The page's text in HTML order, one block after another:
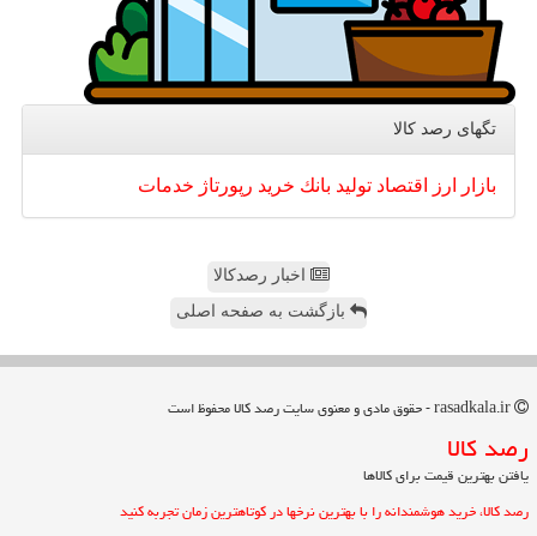
تگهای رصد كالا
بازار ارز اقتصاد تولید بانك خرید رپورتاژ خدمات
اخبار رصدکالا
بازگشت به صفحه اصلی
رصد كالا
یافتن بهترین قیمت برای کالاها
رصد کالا، خرید هوشمندانه را با بهترین نرخها در کوتاهترین زمان تجربه کنید